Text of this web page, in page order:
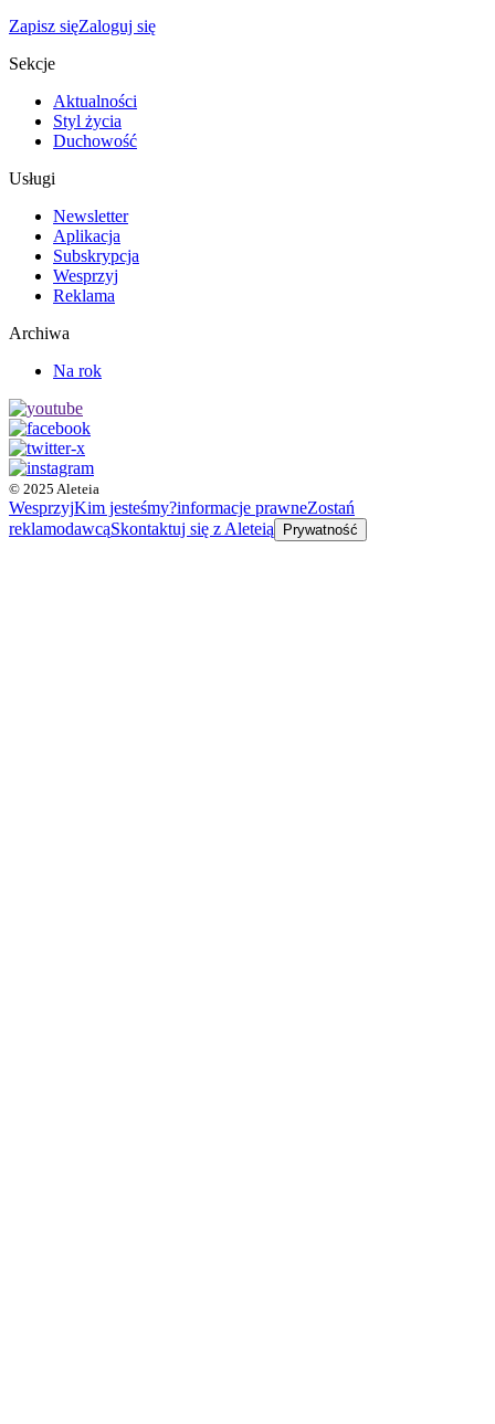
Zapisz sięZaloguj się
Sekcje
Aktualności
Styl życia
Duchowość
Usługi
Newsletter
Aplikacja
Subskrypcja
Wesprzyj
Reklama
Archiwa
Na rok
© 2025 Aleteia
WesprzyjKim jesteśmy?informacje prawneZostań
reklamodawcąSkontaktuj się z Aleteią Prywatność